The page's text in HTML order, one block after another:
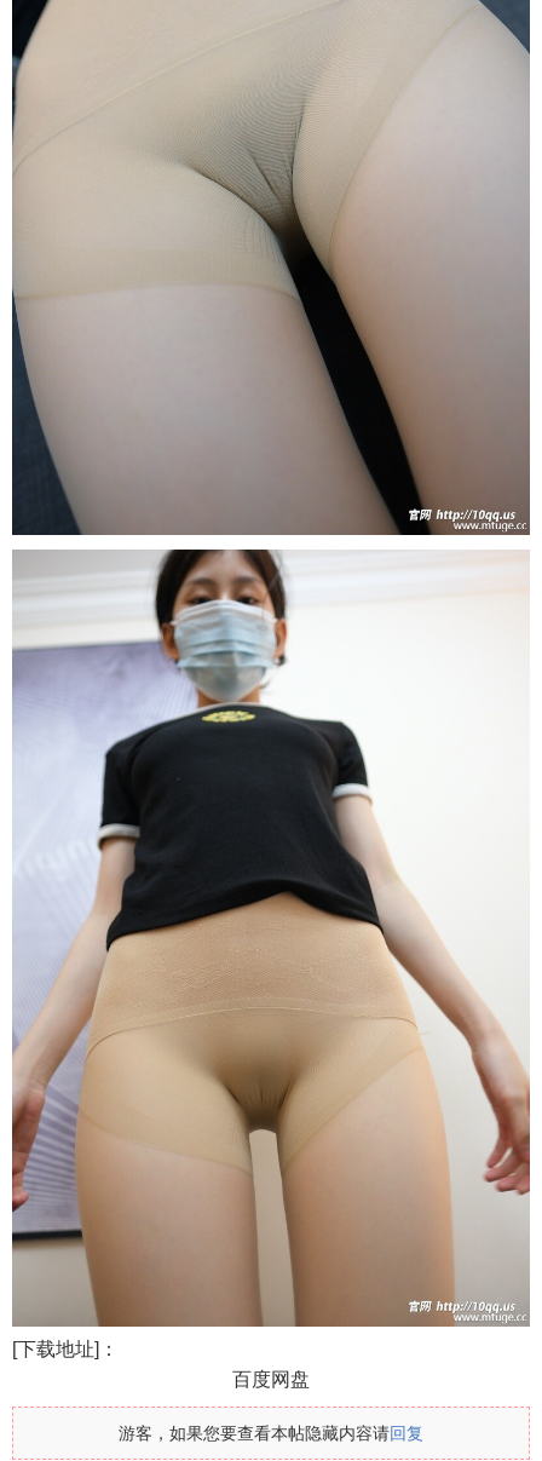
[下载地址]：
百度网盘
游客，如果您要查看本帖隐藏内容请回复